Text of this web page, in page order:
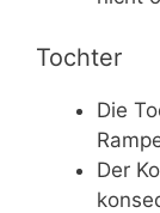
Tochter
Die
Der